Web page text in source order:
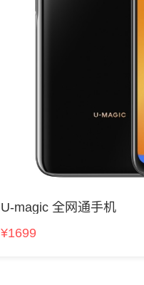
U-magic 全网通手机
¥1699